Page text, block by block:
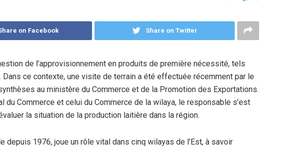
on Facebook Share on Twitter
de l’approvisionnement en produits de première nécessité, tels
ce contexte, une visite de terrain a été effectuée récemment par le
au ministère du Commerce et de la Promotion des Exportations.
du Commerce et celui du Commerce de la wilaya, le responsable s’est
la situation de la production laitière dans la région.
depuis 1976, joue un rôle vital dans cinq wilayas de l’Est, à savoir